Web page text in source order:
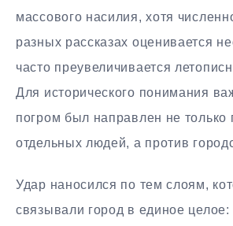
массового насилия, хотя
разных рассказах оценивается
часто преувеличивается
Для исторического понимания
погром был направлен не только
отдельных людей, а против
Удар наносился по тем слоям,
связывали город в единое